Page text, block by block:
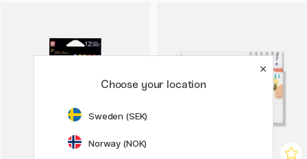
Choose your location
Sweden (SEK)
Norway (NOK)